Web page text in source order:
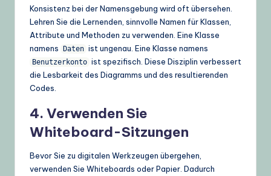
Konsistenz bei der Namensgebung wird oft übersehen.
Lehren Sie die Lernenden, sinnvolle Namen für Klassen,
Attribute und Methoden zu verwenden. Eine Klasse
namens Daten ist ungenau. Eine Klasse namens
Benutzerkonto ist spezifisch. Diese Disziplin verbessert
die Lesbarkeit des Diagramms und des resultierenden
Codes.
4. Verwenden Sie
Whiteboard-Sitzungen
Bevor Sie zu digitalen Werkzeugen übergehen,
verwenden Sie Whiteboards oder Papier. Dadurch